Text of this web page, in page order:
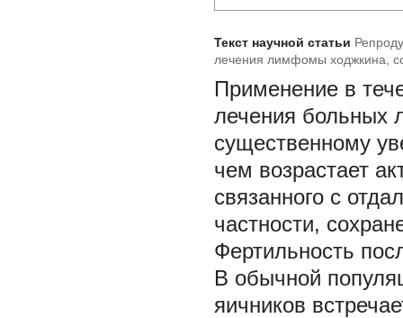
Текст научной статьи
лечения лимфомы ходжкина,
Применение в
лечения больных
существенному
чем возрастает
связанного с
частности,
Фертильность
В обычной
яичников